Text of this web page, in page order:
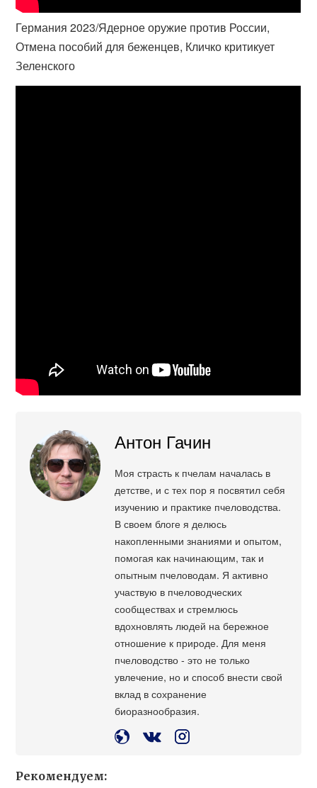
Германия 2023/Ядерное оружие против России,
Отмена пособий для беженцев, Кличко критикует
Зеленского
Антон Гачин
Моя страсть к пчелам началась в
детстве, и с тех пор я посвятил себя
изучению и практике пчеловодства.
В своем блоге я делюсь
накопленными знаниями и опытом,
помогая как начинающим, так и
опытным пчеловодам. Я активно
участвую в пчеловодческих
сообществах и стремлюсь
вдохновлять людей на бережное
отношение к природе. Для меня
пчеловодство - это не только
увлечение, но и способ внести свой
вклад в сохранение
биоразнообразия.
Рекомендуем: